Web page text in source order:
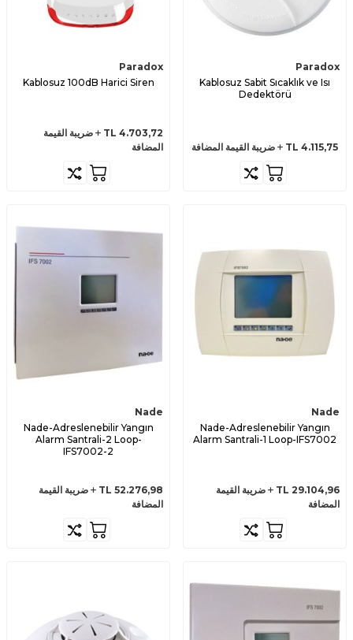
Paradox
Kablosuz Sabit Sıcaklık ve Isı
Dedektörü
4.115,75 ضريبة القيمة المضافة
Paradox
Kablosuz 100dB Harici Siren
4.703,72
ضريبة القيمة
المضافة
Nade
Nade-Adreslenebilir Yangın
Alarm Santrali-1 Loop-IFS7002
29.104,96
ضريبة القيمة
المضافة
Nade
Nade-Adreslenebilir Yangın
Alarm Santrali-2 Loop-
IFS7002-2
52.276,98
ضريبة القيمة
المضافة